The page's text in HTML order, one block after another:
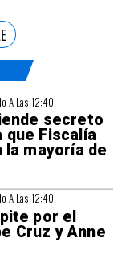
A Las 12:40
secreto
que Fiscalía
la mayoría de
A Las 12:40
por el
Cruz y Anne